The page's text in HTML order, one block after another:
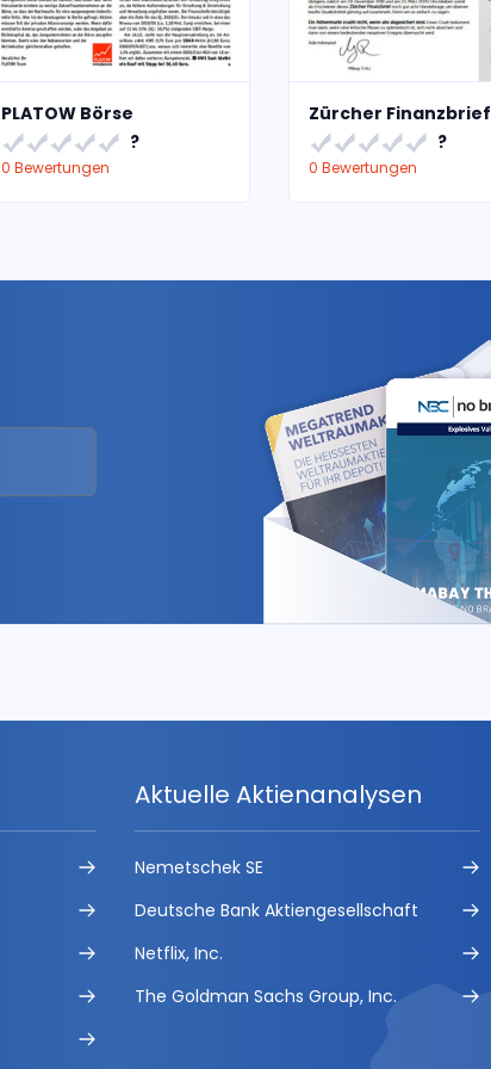
PLATOW Börse
?
0 Bewertungen
Zürcher Finanzbrief
?
0 Bewertungen
Aktuelle Aktienanalysen
Nemetschek SE
Deutsche Bank Aktiengesellschaft
Netflix, Inc.
The Goldman Sachs Group, Inc.